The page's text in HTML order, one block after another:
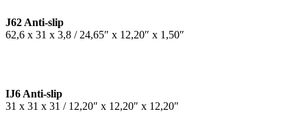
J62 Anti-slip
62,6 x 31 x 3,8 / 24,65″ x 12,20″ x 1,50″
IJ6 Anti-slip
31 x 31 x 31 / 12,20″ x 12,20″ x 12,20″